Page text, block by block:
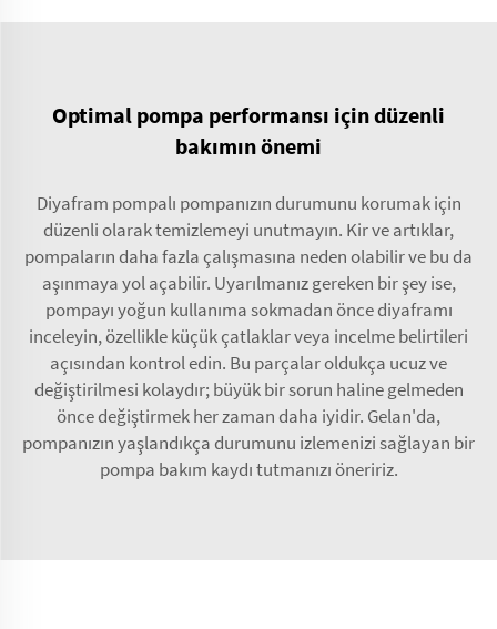
Optimal pompa performansı için düzenli
bakımın önemi
Diyafram pompalı pompanızın durumunu korumak için
düzenli olarak temizlemeyi unutmayın. Kir ve artıklar,
pompaların daha fazla çalışmasına neden olabilir ve bu da
aşınmaya yol açabilir. Uyarılmanız gereken bir şey ise,
pompayı yoğun kullanıma sokmadan önce diyaframı
inceleyin, özellikle küçük çatlaklar veya incelme belirtileri
açısından kontrol edin. Bu parçalar oldukça ucuz ve
değiştirilmesi kolaydır; büyük bir sorun haline gelmeden
önce değiştirmek her zaman daha iyidir. Gelan'da,
pompanızın yaşlandıkça durumunu izlemenizi sağlayan bir
pompa bakım kaydı tutmanızı öneririz.